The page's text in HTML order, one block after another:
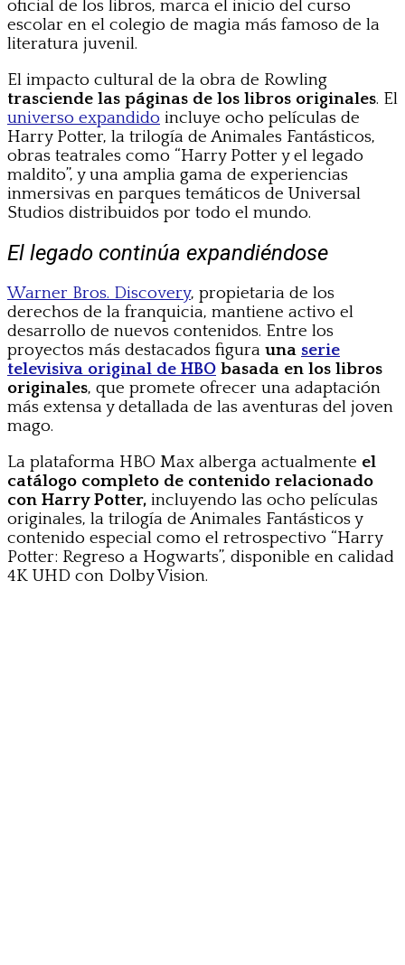
oficial de los libros, marca el inicio del curso
escolar en el colegio de magia más famoso de la
literatura juvenil.
El impacto cultural de la obra de Rowling
trasciende las páginas de los libros originales. El
universo expandido incluye ocho películas de
Harry Potter, la trilogía de Animales Fantásticos,
obras teatrales como “Harry Potter y el legado
maldito”, y una amplia gama de experiencias
inmersivas en parques temáticos de Universal
Studios distribuidos por todo el mundo.
El legado continúa expandiéndose
Warner Bros. Discovery, propietaria de los
derechos de la franquicia, mantiene activo el
desarrollo de nuevos contenidos. Entre los
proyectos más destacados figura una serie
televisiva original de HBO basada en los libros
originales, que promete ofrecer una adaptación
más extensa y detallada de las aventuras del joven
mago.
La plataforma HBO Max alberga actualmente el
catálogo completo de contenido relacionado
con Harry Potter, incluyendo las ocho películas
originales, la trilogía de Animales Fantásticos y
contenido especial como el retrospectivo “Harry
Potter: Regreso a Hogwarts”, disponible en calidad
4K UHD con Dolby Vision.